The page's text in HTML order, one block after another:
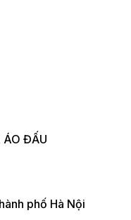
ÁO ĐẤU
phố Hà Nội